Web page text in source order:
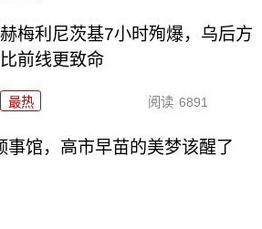
赫梅利尼茨基7小时殉爆，乌后方
比前线更致命
最热 阅读 6891
事馆，高市早苗的美梦该醒了